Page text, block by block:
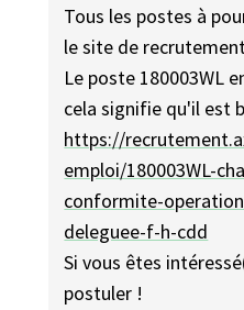
Tous les postes à
le site de
Le poste 180003WL
cela signifie qu'il est
https://
emploi/180003WL-
conformite-
deleguee-f-h-cdd
Si vous êtes
postuler !